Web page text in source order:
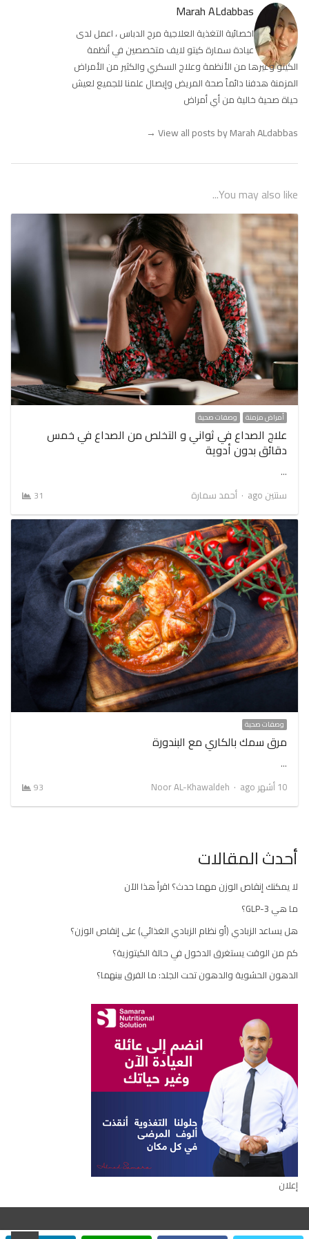
Marah ALdabbas
اخصائية التغذية العلاجية مرح الدباس ، اعمل لدى
عيادة سمارة كيتو لايف متخصصين في أنظمة
الكيتو وغيرها من الأنظمة وعلاج السكري والكثير من الأمراض
المزمنة هدفنا دائماً صحة المريض وإيصال علمنا للجميع لعيش
حياة صحية خالية من أي أمراض
View all posts by Marah ALdabbas
→
You may also like...
أمراض مزمنة وصفات صحية
علاج الصداع في ثواني و التخلص من الصداع في خمس
دقائق بدون أدوية
…
سنتين ago
Author
أحمد سمارة 31
وصفات صحية
مرق سمك بالكاري مع البندورة
…
10 أشهر ago
Author
Noor AL-Khawaldeh
93
أحدث المقالات
لا يمكنك إنقاص الوزن مهما حدث؟ اقرأ هذا الآن
ما هي GLP-3؟
هل يساعد الزبادي (أو نظام الزبادي الغذائي) على إنقاص الوزن؟
كم من الوقت يستغرق الدخول في حالة الكيتوزية؟
الدهون الحشوية والدهون تحت الجلد: ما الفرق بينهما؟
إعلان